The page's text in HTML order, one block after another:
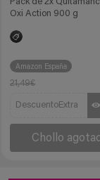
Oxi Action 900 g
Amazon España
21,49€
DescuentoExtra
Chollo